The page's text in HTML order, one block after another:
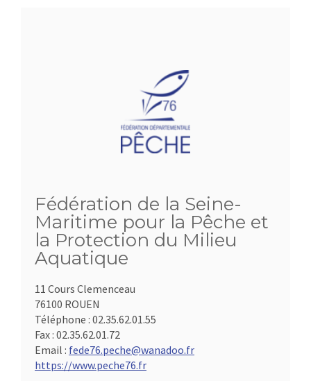
Fédération de la Seine-
Maritime pour la Pêche et
la Protection du Milieu
Aquatique
11 Cours Clemenceau
76100 ROUEN
Téléphone : 02.35.62.01.55
Fax : 02.35.62.01.72
Email : fede76.peche@wanadoo.fr
https://www.peche76.fr